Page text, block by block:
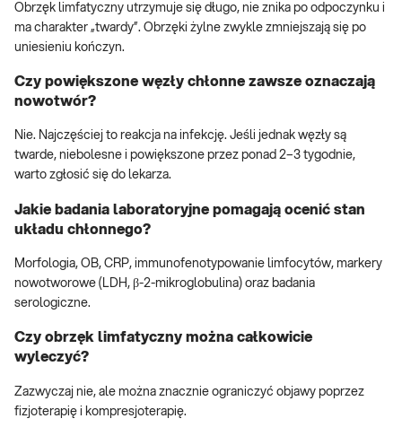
Obrzęk limfatyczny utrzymuje się długo, nie znika po odpoczynku i
ma charakter „twardy”. Obrzęki żylne zwykle zmniejszają się po
uniesieniu kończyn.
Czy powiększone węzły chłonne zawsze oznaczają
nowotwór?
Nie. Najczęściej to reakcja na infekcję. Jeśli jednak węzły są
twarde, niebolesne i powiększone przez ponad 2–3 tygodnie,
warto zgłosić się do lekarza.
Jakie badania laboratoryjne pomagają ocenić stan
układu chłonnego?
Morfologia, OB, CRP, immunofenotypowanie limfocytów, markery
nowotworowe (LDH, β-2-mikroglobulina) oraz badania
serologiczne.
Czy obrzęk limfatyczny można całkowicie
wyleczyć?
Zazwyczaj nie, ale można znacznie ograniczyć objawy poprzez
fizjoterapię i kompresjoterapię.